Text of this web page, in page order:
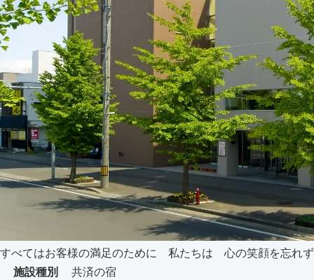
すべてはお客様の満足のために 私たちは 心の笑顔を忘れ
施設種別
共済の宿